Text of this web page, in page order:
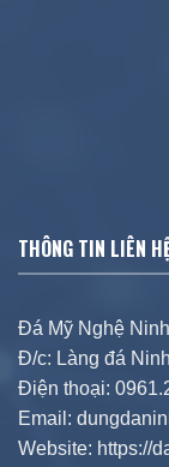
THÔNG TIN LIÊN
Đá Mỹ Nghệ
Đ/c: Làng đá
Điện thoại:
Email:
Website: https://